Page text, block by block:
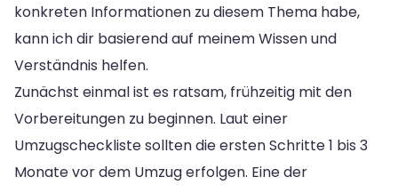
konkreten Informationen zu diesem Thema habe,
kann ich dir basierend auf meinem Wissen und
Verständnis helfen.
Zunächst einmal ist es ratsam, frühzeitig mit den
Vorbereitungen zu beginnen. Laut einer
Umzugscheckliste sollten die ersten Schritte 1 bis 3
Monate vor dem Umzug erfolgen. Eine der